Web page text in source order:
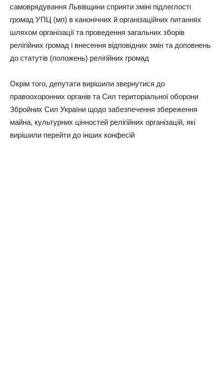
самоврядування Львівщини сприяти зміні підлеглості
громад УПЦ (мп) в канонічних й організаційних питаннях
шляхом організації та проведення загальних зборів
релігійних громад і внесення відповідних змін та доповнень
до статутів (положень) релігійних громад
Окрім того, депутати вирішили звернутися до
правоохоронних органів та Сил територіальної оборони
Збройних Сил України щодо забезпечення збереження
майна, культурних цінностей релігійних організацій, які
вирішили перейти до інших конфесій